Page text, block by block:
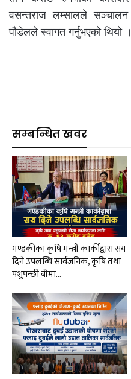
वसन्तराज लम्सालले सञ्चालन
पौडेलले स्वागत गर्नुभएको थियो ।
सम्बन्धित खवर
गण्डकीका कृषि मन्त्री कार्कीद्वारा सय
दिने उपलब्धि सार्वजनिक, कृषि तथा
पशुपन्छी बीमा…